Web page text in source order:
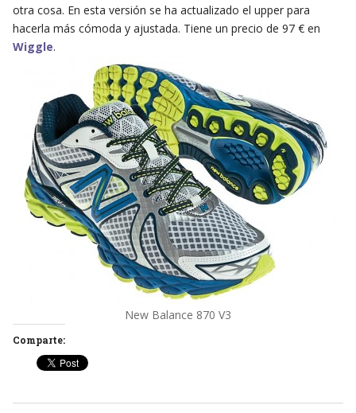
otra cosa. En esta versión se ha actualizado el upper para
hacerla más cómoda y ajustada. Tiene un precio de 97 € en
Wiggle.
New Balance 870 V3
Comparte: